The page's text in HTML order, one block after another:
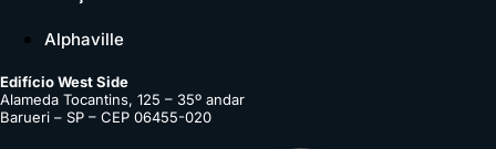
Alphaville
Edifício West Side
Alameda Tocantins, 125 – 35º andar
Barueri – SP – CEP 06455-020